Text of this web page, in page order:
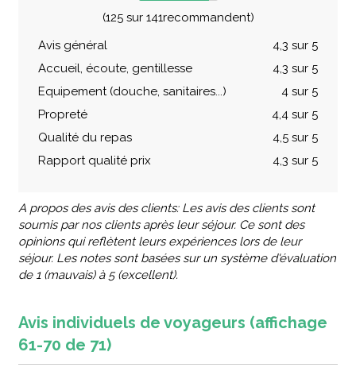
(125 sur 141recommandent)
Avis général
4,3 sur 5
Accueil, écoute, gentillesse
4,3 sur 5
Equipement (douche, sanitaires...)
4 sur 5
Propreté
4,4 sur 5
Qualité du repas
4,5 sur 5
Rapport qualité prix
4,3 sur 5
A propos des avis des clients:Les avis des clients sont
soumis par nos clients après leur séjour. Ce sont des
opinions qui reflètent leurs expériences lors de leur
séjour. Les notes sont basées sur un système d'évaluation
de 1 (mauvais) à 5 (excellent).
Avis individuels de voyageurs (affichage
61-70 de 71)